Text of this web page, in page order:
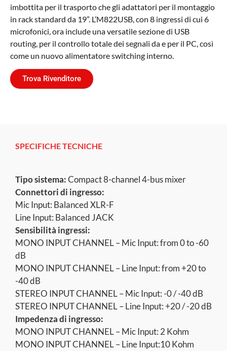
imbottita per il trasporto che gli adattatori per il montaggio
in rack standard da 19”. L’M822USB, con 8 ingressi di cui 6
microfonici, ora include una versatile sezione di USB
routing, per il controllo totale dei segnali da e per il PC, così
come un nuovo alimentatore switching interno.
Trova Rivenditore
SPECIFICHE TECNICHE
Tipo sistema:Compact 8-channel 4-bus mixer
Connettori di ingresso:
Mic Input: Balanced XLR-F
Line Input: Balanced JACK
Sensibilità ingressi:
MONO INPUT CHANNEL – Mic Input: from 0 to -60
dB
MONO INPUT CHANNEL – Line Input: from +20 to
-40 dB
STEREO INPUT CHANNEL – Mic Input: -0 / -40 dB
STEREO INPUT CHANNEL – Line Input: +20 / -20 dB
Impedenza di ingresso:
MONO INPUT CHANNEL – Mic Input: 2 Kohm
MONO INPUT CHANNEL – Line Input:10 Kohm